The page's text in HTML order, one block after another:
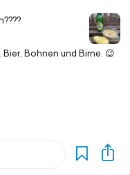
Bier, Bohnen und Birne. 😉